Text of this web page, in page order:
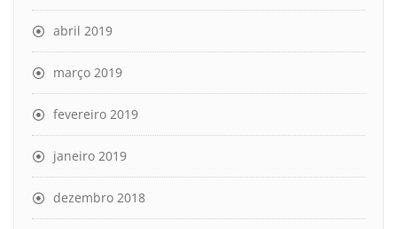
abril 2019
março 2019
fevereiro 2019
janeiro 2019
dezembro 2018